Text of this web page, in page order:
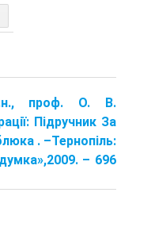
проф. О. В.
Підручник За
. –Тернопіль:
– 696